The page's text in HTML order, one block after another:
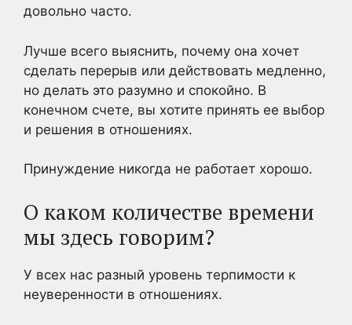
довольно часто.
Лучше всего выяснить, почему она хочет
сделать перерыв или действовать медленно,
но делать это разумно и спокойно. В
конечном счете, вы хотите принять ее выбор
и решения в отношениях.
Принуждение никогда не работает хорошо.
О каком количестве времени
мы здесь говорим?
У всех нас разный уровень терпимости к
неуверенности в отношениях.